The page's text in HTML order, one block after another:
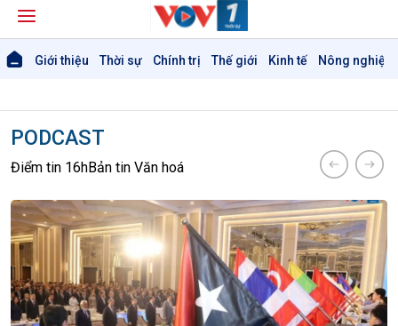
Giới thiệu Thời sự Chính trị Thế giới Kinh tế Nông nghiệp
PODCAST
Điểm tin 16hBản tin Văn hoá